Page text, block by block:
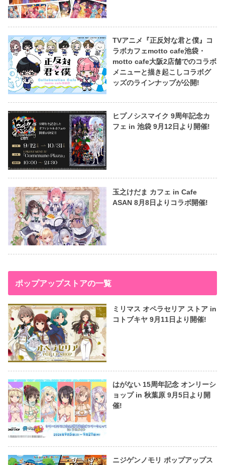
TVアニメ『正反対な君と僕』コ
ラボカフェmotto cafe池袋・
motto cafe大阪2店舗でのコラボ
メニューと描き起こしコラボグ
ッズのラインナップが公開!
ヒプノシスマイク 9周年記念カ
フェ in 池袋 9月12日より開催!
玉之けだま カフェ in Cafe
ASAN 8月8日よりコラボ開催!
ポップアップストアの一覧
ミリマス オペラセリア ストア in
コトブキヤ 9月11日より開催!
はがない 15周年記念 オンリーシ
ョップ in 秋葉原 9月5日より開
催!
ニジゲンノモリ ポップアップス